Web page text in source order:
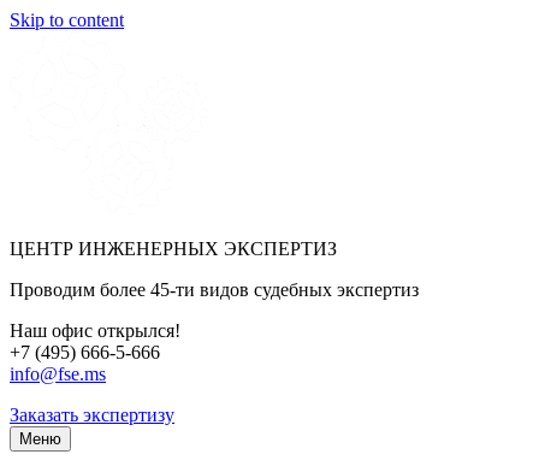
Skip to content
ЦЕНТР ИНЖЕНЕРНЫХ ЭКСПЕРТИЗ
Проводим более 45-ти видов судебных экспертиз
Наш офис открылся!
+7 (495) 666-5-666
info@fse.ms
Заказать экспертизу
Меню